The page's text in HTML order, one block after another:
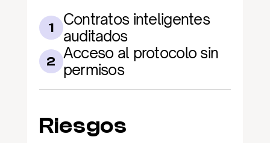
1
Contratos inteligentes
auditados
2 Acceso al protocolo sin
permisos
Riesgos